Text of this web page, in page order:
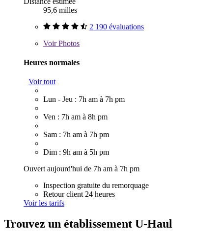
95,6 milles
2 190 évaluations
VoirPhotos
Heures normales
Voir tout
Lun - Jeu : 7h am à 7h pm
Ven : 7h am à 8h pm
Sam : 7h am à 7h pm
Dim : 9h am à 5h pm
Ouvert aujourd'hui de 7h am à 7h pm
Inspection gratuite du remorquage
Retour client 24 heures
Voir les tarifs
Trouvez un établissement U-Haul